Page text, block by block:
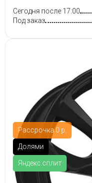
Сегодня после 17:00
Под заказ
Рассрочка 0 р.
Долями
Яндекс.сплит